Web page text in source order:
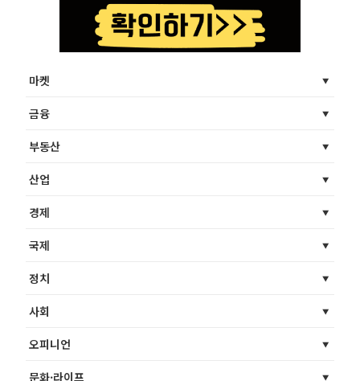
마켓
금융
부동산
산업
경제
국제
정치
사회
오피니언
문화·라이프